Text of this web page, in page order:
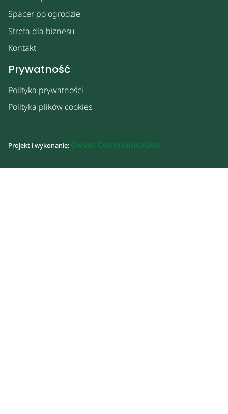
Spacer po ogrodzie
Strefa dla biznesu
Kontakt
Prywatność
Polityka prywatności
Polityka plików cookies
Projekt i wykonanie: Clever Communication